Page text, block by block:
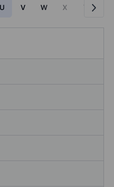
U V W X Y